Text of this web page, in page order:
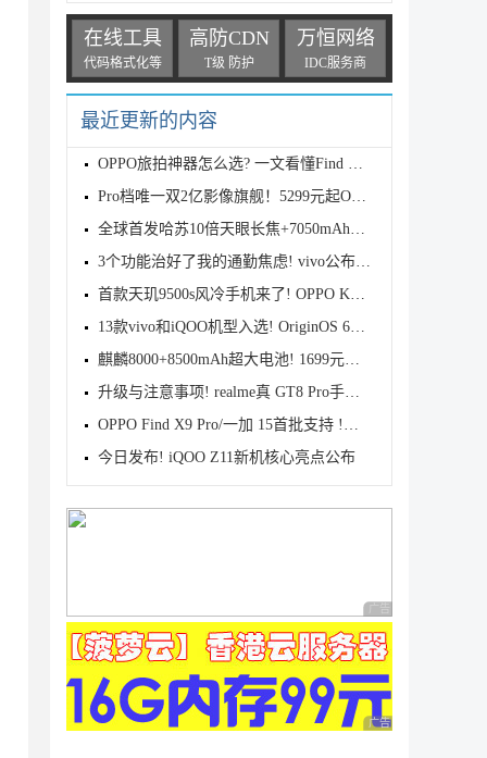
在线工具
代码格式化等
高防CDN
T级 防护
万恒网络
IDC服务商
最近更新的内容
OPPO旅拍神器怎么选? 一文看懂Find X9s Pro和Find X9
Pro档唯一双2亿影像旗舰！5299元起OPPO Find X9s Pro
全球首发哈苏10倍天眼长焦+7050mAh电池! 7499元起OPPO
3个功能治好了我的通勤焦虑! vivo公布OriginOS 6四月
首款天玑9500s风冷手机来了! OPPO K15 Pro系列正式发
13款vivo和iQOO机型入选! OriginOS 6新一轮公测开启招
麒麟8000+8500mAh超大电池! 1699元起华为畅享90 Pro M
升级与注意事项! realme真 GT8 Pro手机适配Android 17
OPPO Find X9 Pro/一加 15首批支持 !基于Android 17 B
今日发布! iQOO Z11新机核心亮点公布
广告 商业广告，理性
广告 商业广告，理性